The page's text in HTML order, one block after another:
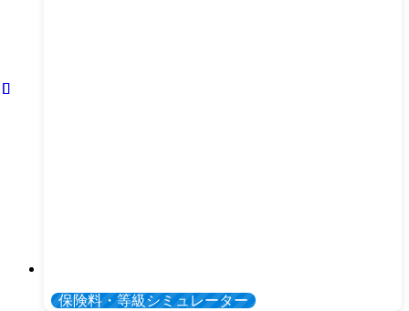
保険料・等級シミュレーター